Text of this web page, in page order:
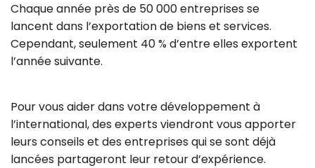
Chaque année près de 50 000 entreprises se
lancent dans l’exportation de biens et services.
Cependant, seulement 40 % d’entre elles exportent
l’année suivante.
Pour vous aider dans votre développement à
l’international, des experts viendront vous apporter
leurs conseils et des entreprises qui se sont déjà
lancées partageront leur retour d’expérience.